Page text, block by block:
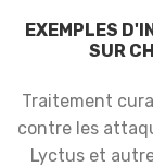
EXEMPLES
SUR
Traitement
contre les
Lyctus et